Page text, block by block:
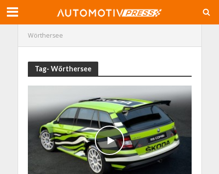
Wörthersee
Tag- Wörthersee